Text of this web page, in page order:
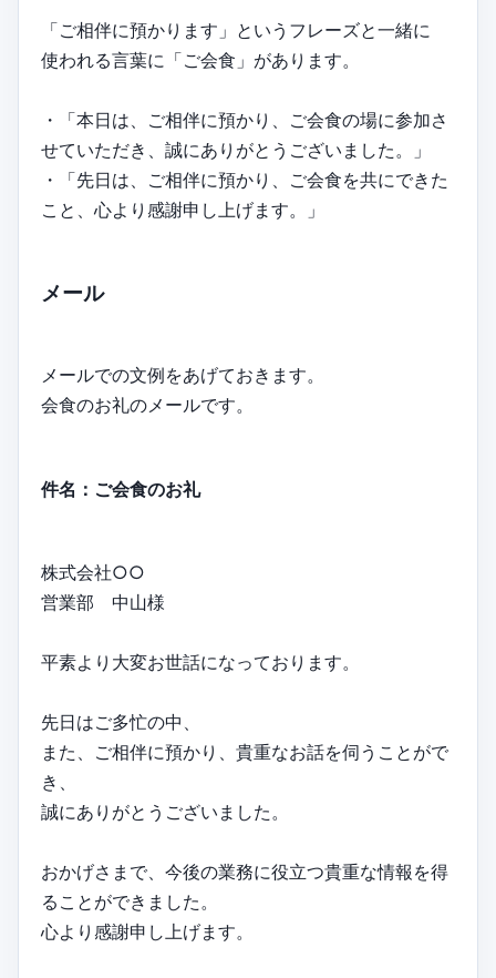
「ご相伴に預かります」というフレーズと一緒に
使われる言葉に「ご会食」があります。
・「本日は、ご相伴に預かり、ご会食の場に参加さ
せていただき、誠にありがとうございました。」
・「先日は、ご相伴に預かり、ご会食を共にできた
こと、心より感謝申し上げます。」
メール
メールでの文例をあげておきます。
会食のお礼のメールです。
件名：ご会食のお礼
株式会社○○
営業部 中山様
平素より大変お世話になっております。
先日はご多忙の中、
また、ご相伴に預かり、貴重なお話を伺うことがで
き、
誠にありがとうございました。
おかげさまで、今後の業務に役立つ貴重な情報を得
ることができました。
心より感謝申し上げます。